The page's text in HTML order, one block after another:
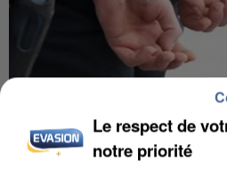
INTERPELLÉ EN ALGÉRIE
Le respect de
notre priorité